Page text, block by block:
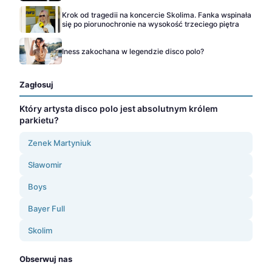
Krok od tragedii na koncercie Skolima. Fanka wspinała
się po piorunochronie na wysokość trzeciego piętra
Iness zakochana w legendzie disco polo?
Zagłosuj
Który artysta disco polo jest absolutnym królem
parkietu?
Zenek Martyniuk
Sławomir
Boys
Bayer Full
Skolim
Obserwuj nas